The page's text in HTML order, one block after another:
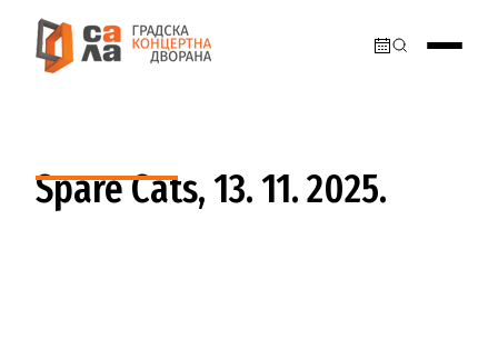
Spare Cats, 13. 11. 2025.